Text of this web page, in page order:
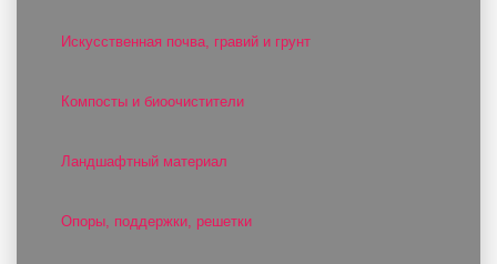
Искусственная почва, гравий и грунт
Компосты и биоочистители
Ландшафтный материал
Опоры, поддержки, решетки